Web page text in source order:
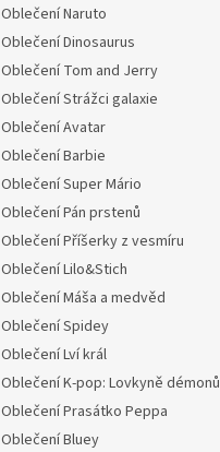
Oblečení Naruto
Oblečení Dinosaurus
Oblečení Tom and Jerry
Oblečení Strážci galaxie
Oblečení Avatar
Oblečení Barbie
Oblečení Super Mário
Oblečení Pán prstenů
Oblečení Příšerky z vesmíru
Oblečení Lilo&Stich
Oblečení Máša a medvěd
Oblečení Spidey
Oblečení Lví král
Oblečení K-pop: Lovkyně démonů
Oblečení Prasátko Peppa
Oblečení Bluey